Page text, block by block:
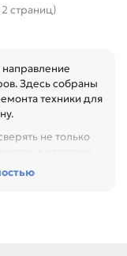
2 страниц)
Здесь собраны
техники для
не только
материал,